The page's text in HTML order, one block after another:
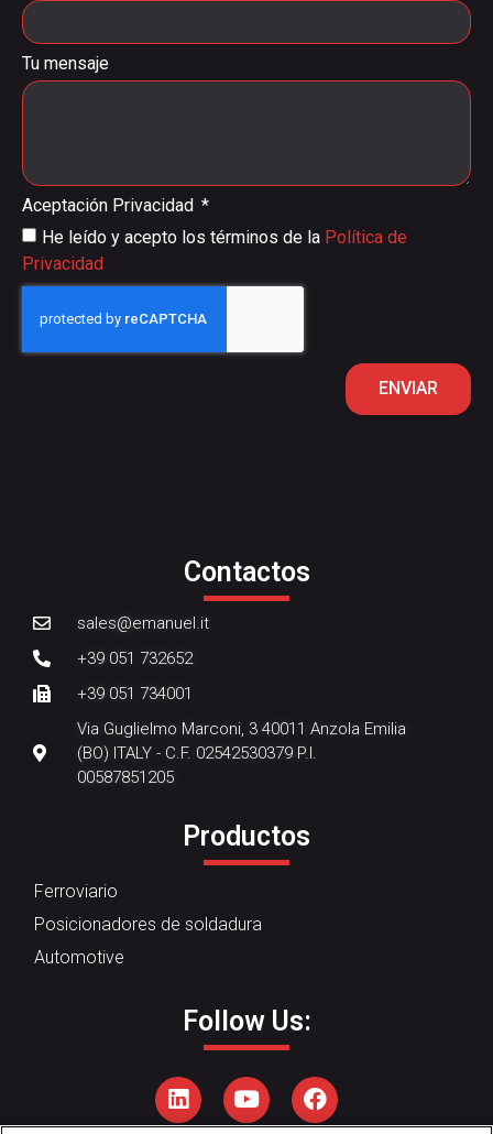
Tu mensaje
Aceptación Privacidad
He leído y acepto los términos de la Política de
Privacidad
ENVIAR
Contactos
sales@emanuel.it
+39 051 732652
+39 051 734001
Via Guglielmo Marconi, 3 40011 Anzola Emilia
(BO) ITALY - C.F. 02542530379 P.I.
00587851205
Productos
Ferroviario
Posicionadores de soldadura
Automotive
Follow Us: